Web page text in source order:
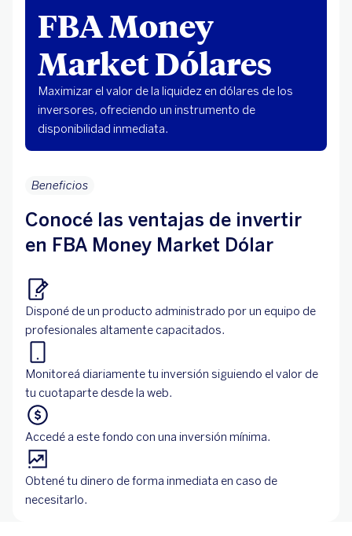
FBA Money
Market Dólares
Maximizar el valor de la liquidez en dólares de los
inversores, ofreciendo un instrumento de
disponibilidad inmediata.
Beneficios
Conocé las ventajas de invertir
en FBA Money Market Dólar
Disponé de un producto administrado por un equipo de
profesionales altamente capacitados.
Monitoreá diariamente tu inversión siguiendo el valor de
tu cuotaparte desde la web.
Accedé a este fondo con una inversión mínima.
Obtené tu dinero de forma inmediata en caso de
necesitarlo.